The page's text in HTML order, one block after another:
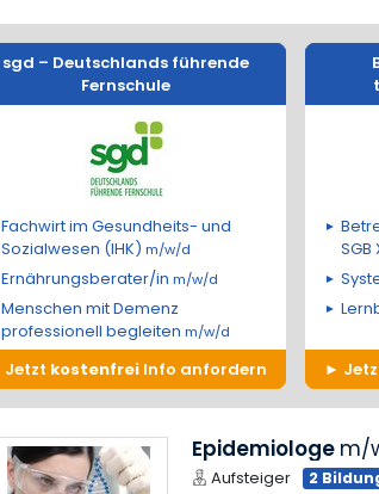
sgd – Deutschlands führende
Fernschule
Fachwirt im Gesundheits- und
Sozialwesen (IHK)m/w/d
Ernährungsberater/inm/w/d
Menschen mit Demenz
professionell begleitenm/w/d
Jetzt kostenfreiInfo anfordern
SGB
Epidemiologe m/
Aufsteiger 2